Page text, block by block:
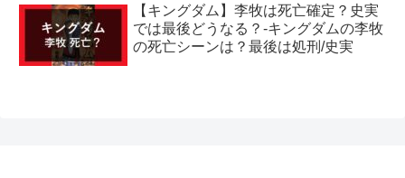
【キングダム】李牧は死亡確定？史実
では最後どうなる？-キングダムの李牧
の死亡シーンは？最後は処刑/史実